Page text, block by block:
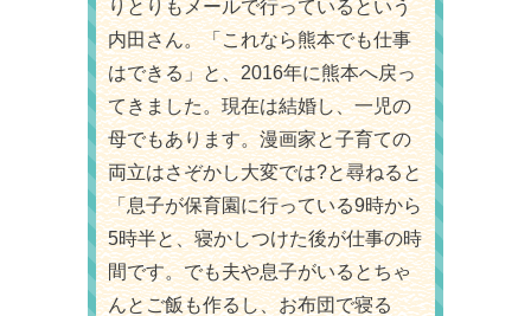
りとりもメールで行っているという
内田さん。「これなら熊本でも仕事
はできる」と、2016年に熊本へ戻っ
てきました。現在は結婚し、一児の
母でもあります。漫画家と子育ての
両立はさぞかし大変では?と尋ねると
「息子が保育園に行っている9時から
5時半と、寝かしつけた後が仕事の時
間です。でも夫や息子がいるとちゃ
んとご飯も作るし、お布団で寝る